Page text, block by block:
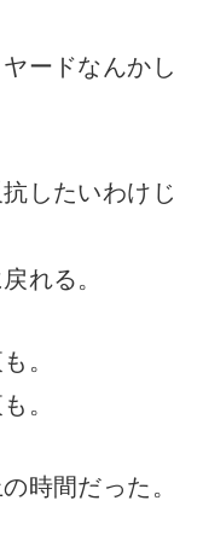
ードなんかし
したいわけじ
れる。
。
。
時間だった。